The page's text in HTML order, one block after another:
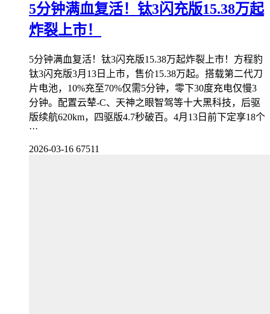
5分钟满血复活！钛3闪充版15.38万起
炸裂上市！
5分钟满血复活！钛3闪充版15.38万起炸裂上市！方程豹
钛3闪充版3月13日上市，售价15.38万起。搭载第二代刀
片电池，10%充至70%仅需5分钟，零下30度充电仅慢3
分钟。配置云辇-C、天神之眼智驾等十大黑科技，后驱
版续航620km，四驱版4.7秒破百。4月13日前下定享18个
···
2026-03-16 67511